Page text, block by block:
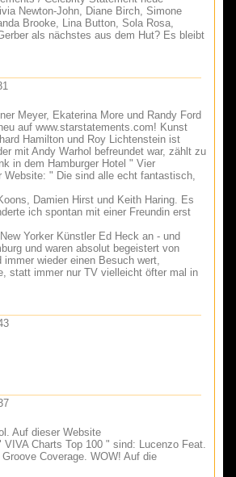
Newton-John, Diane Birch, Simone
Brooke, Lina Button, Sola Rosa,
als nächstes aus dem Hut? Es bleibt
Meyer, Ekaterina More und Randy Ford
auf www.starstatements.com! Kunst
Hamilton und Roy Lichtenstein ist
mit Andy Warhol befreundet war, zählt zu
in dem Hamburger Hotel " Vier
" Die sind alle echt fantastisch,
Damien Hirst und Keith Haring. Es
ich spontan mit einer Freundin erst
Yorker Künstler Ed Heck an - und
und waren absolut begeistert von
wieder einen Besuch wert,
statt immer nur TV vielleicht öfter mal in
Auf dieser Website
Charts Top 100 " sind: Lucenzo Feat.
Coverage. WOW! Auf die